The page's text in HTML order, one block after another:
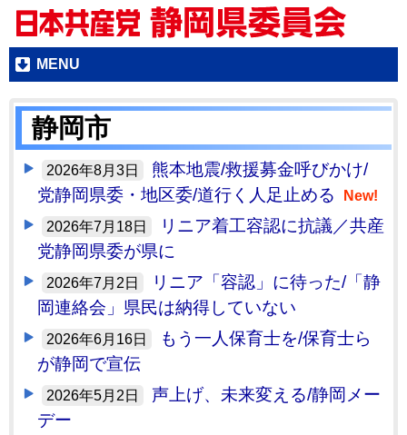
MENU
静岡市
2026年8月3日
熊本地震/救援募金呼びかけ/
党静岡県委・地区委/道行く人足止める
New!
2026年7月18日
リニア着工容認に抗議／共産
党静岡県委が県に
2026年7月2日
リニア「容認」に待った/「静
岡連絡会」県民は納得していない
2026年6月16日
もう一人保育士を/保育士ら
が静岡で宣伝
2026年5月2日
声上げ、未来変える/静岡メー
デー